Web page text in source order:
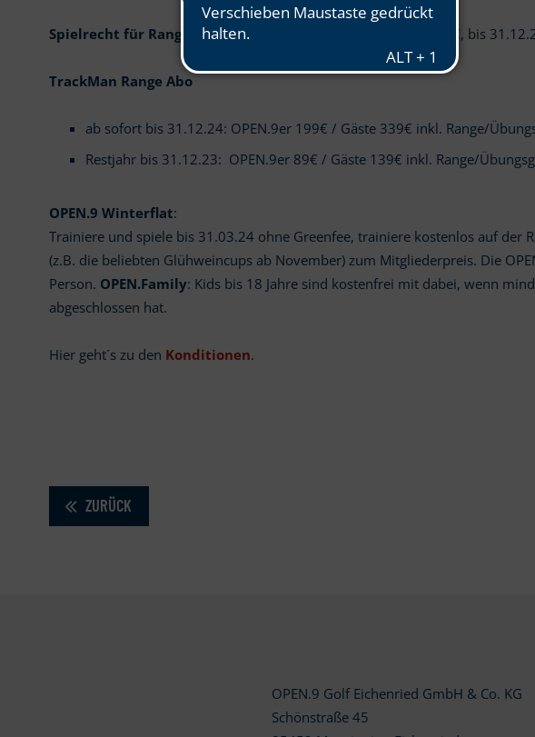
Spielrecht für Range/Übungsgelände bis 31.12.2024 nur 199€, bis
TrackMan Range Abo
ab sofort bis 31.12.24: OPEN.9er 199€ / Gäste 339€ inkl. Range/
Restjahr bis 31.12.23: OPEN.9er 89€ / Gäste 139€ inkl. Range/
OPEN.9 Winterflat:
Trainiere und spiele bis 31.03.24 ohne Greenfee, trainiere kostenlos auf der
(z.B. die beliebten Glühweincups ab November) zum Mitgliederpreis. Die
Person. OPEN.Family: Kids bis 18 Jahre sind kostenfrei mit dabei, wenn
abgeschlossen hat.
Hier geht´s zu den Konditionen.
ZURÜCK
OPEN.9 Golf Eichenried GmbH & Co. KG
Schönstraße 45